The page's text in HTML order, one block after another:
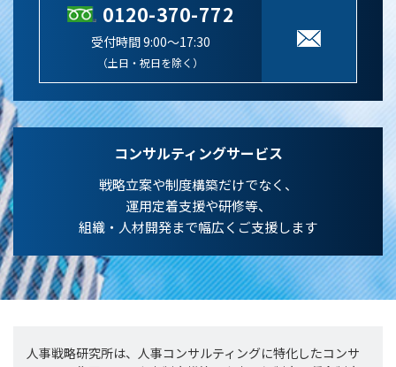
0120-370-772
受付時間 9:00～17:30
（土日・祝日を除く）
コンサルティングサービス
戦略立案や制度構築だけでなく、
運用定着支援や研修等、
組織・人材開発まで幅広くご支援します
人事戦略研究所は、人事コンサルティングに特化したコンサ